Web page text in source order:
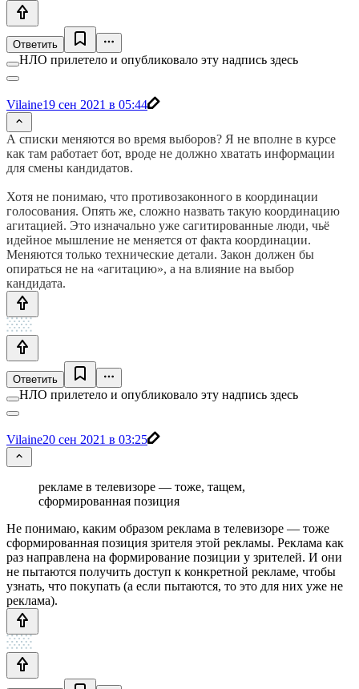
Ответить
НЛО прилетело и опубликовало эту надпись здесь
Vilaine19 сен 2021 в 05:44
А списки меняются во время выборов? Я не вполне в курсе
как там работает бот, вроде не должно хватать информации
для смены кандидатов.
Хотя не понимаю, что противозаконного в координации
голосования. Опять же, сложно назвать такую координацию
агитацией. Это изначально уже сагитированные люди, чьё
идейное мышление не меняется от факта координации.
Меняются только технические детали. Закон должен бы
опираться не на «агитацию», а на влияние на выбор
кандидата.
Ответить
НЛО прилетело и опубликовало эту надпись здесь
Vilaine20 сен 2021 в 03:25
рекламе в телевизоре — тоже, тащем,
сформированная позиция
Не понимаю, каким образом реклама в телевизоре — тоже
сформированная позиция зрителя этой рекламы. Реклама как
раз направлена на формирование позиции у зрителей. И они
не пытаются получить доступ к конкретной рекламе, чтобы
узнать, что покупать (а если пытаются, то это для них уже не
реклама).